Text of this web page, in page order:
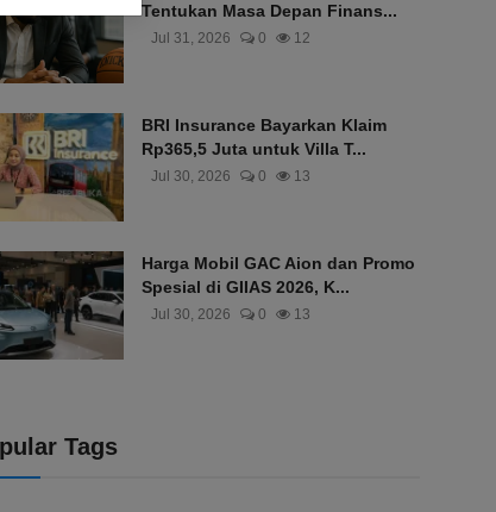
Tentukan Masa Depan Finans...
Jul 31, 2026 0 12
BRI Insurance Bayarkan Klaim
Rp365,5 Juta untuk Villa T...
Jul 30, 2026 0 13
Harga Mobil GAC Aion dan Promo
Spesial di GIIAS 2026, K...
Jul 30, 2026 0 13
Tags